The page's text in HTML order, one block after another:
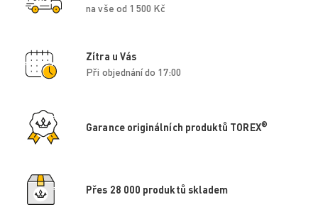
na vše od 1 500 Kč
Zítra u Vás
Při objednání do 17:00
Garance originálních produktů TOREX®
Přes 28 000 produktů skladem